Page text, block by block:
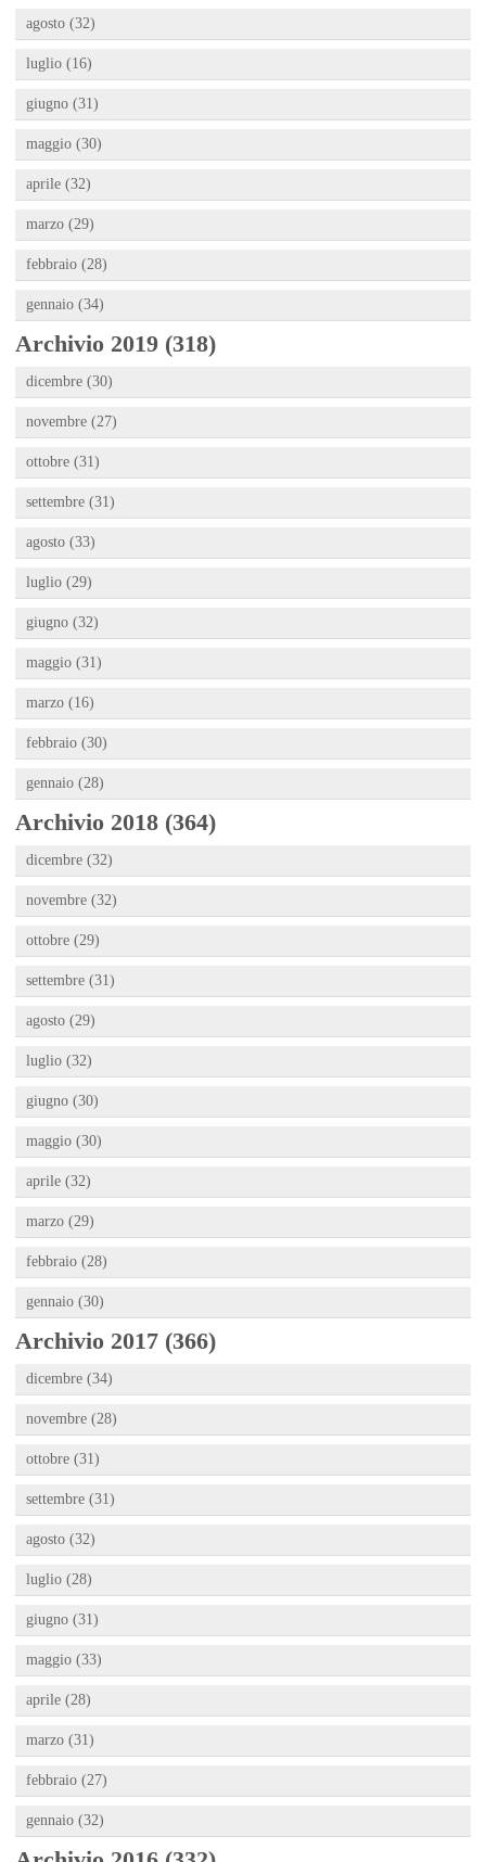
agosto (32)
luglio (16)
giugno (31)
maggio (30)
aprile (32)
marzo (29)
febbraio (28)
gennaio (34)
Archivio 2019 (318)
dicembre (30)
novembre (27)
ottobre (31)
settembre (31)
agosto (33)
luglio (29)
giugno (32)
maggio (31)
marzo (16)
febbraio (30)
gennaio (28)
Archivio 2018 (364)
dicembre (32)
novembre (32)
ottobre (29)
settembre (31)
agosto (29)
luglio (32)
giugno (30)
maggio (30)
aprile (32)
marzo (29)
febbraio (28)
gennaio (30)
Archivio 2017 (366)
dicembre (34)
novembre (28)
ottobre (31)
settembre (31)
agosto (32)
luglio (28)
giugno (31)
maggio (33)
aprile (28)
marzo (31)
febbraio (27)
gennaio (32)